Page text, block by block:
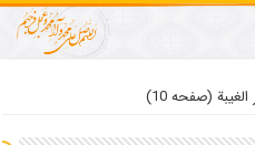
(صفحه 10)